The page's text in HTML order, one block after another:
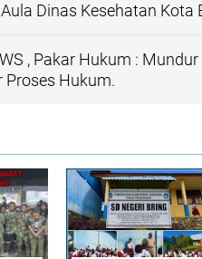
Dinas Kesehatan Kota
, Pakar Hukum :
Hukum.